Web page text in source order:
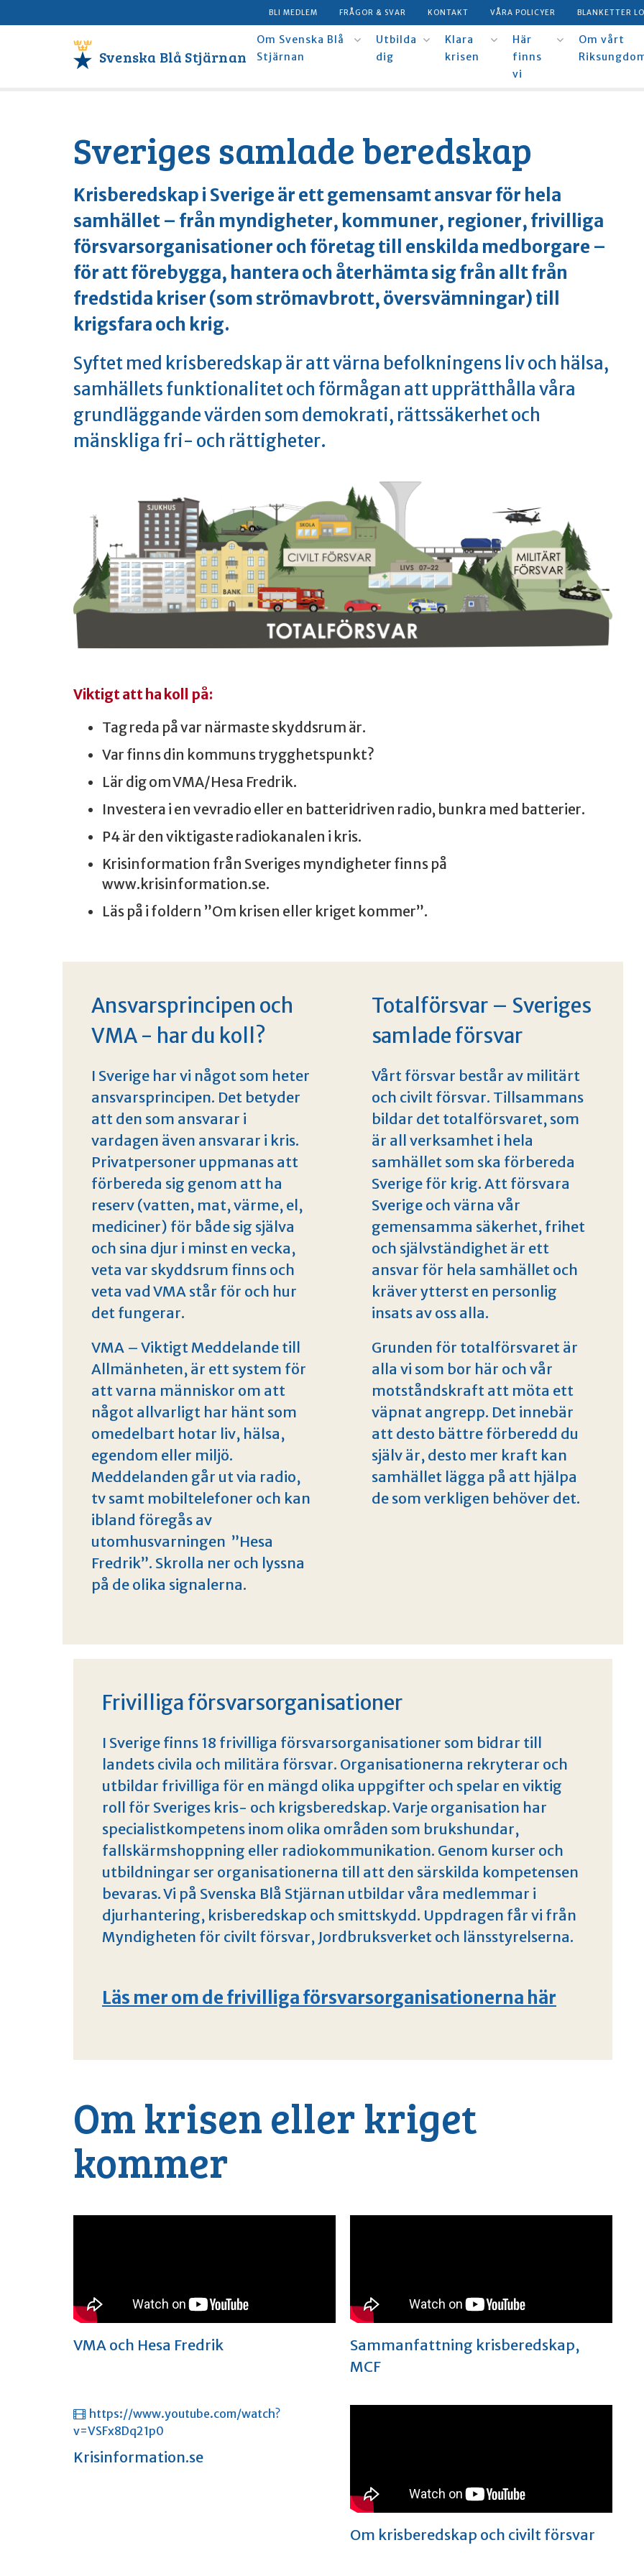
BLI MEDLEM FRÅGOR & SVAR KONTAKT VÅRA POLICYER BLANKETTER
Svenska Blå Stjärnan
Om Svenska Blå
Stjärnan
Utbilda
dig
Klara
krisen
Här
finns
vi
Om vårt
Sveriges samlade beredskap
Krisberedskap i Sverige är ett gemensamt ansvar för hela
samhället – från myndigheter, kommuner, regioner, frivilliga
försvarsorganisationer och företag till enskilda medborgare –
för att förebygga, hantera och återhämta sig från allt från
fredstida kriser (som strömavbrott, översvämningar) till
krigsfara och krig.
Syftet med krisberedskap är att värna befolkningens liv och hälsa,
samhällets funktionalitet och förmågan att upprätthålla våra
grundläggande värden som demokrati, rättssäkerhet och
mänskliga fri- och rättigheter.
Viktigt att ha koll på:
Tag reda på var närmaste skyddsrum är.
Var finns din kommuns trygghetspunkt?
Lär dig om VMA/Hesa Fredrik.
Investera i en vevradio eller en batteridriven radio, bunkra med batterier.
P4 är den viktigaste radiokanalen i kris.
Krisinformation från Sveriges myndigheter finns på
www.krisinformation.se.
Läs på i foldern ”Om krisen eller kriget kommer”.
Ansvarsprincipen och
VMA - har du koll?
I Sverige har vi något som heter
ansvarsprincipen. Det betyder
att den som ansvarar i
vardagen även ansvarar i kris.
Privatpersoner uppmanas att
förbereda sig genom att ha
reserv (vatten, mat, värme, el,
mediciner) för både sig själva
och sina djur i minst en vecka,
veta var skyddsrum finns och
veta vad VMA står för och hur
det fungerar.
VMA – Viktigt Meddelande till
Allmänheten, är ett system för
att varna människor om att
något allvarligt har hänt som
omedelbart hotar liv, hälsa,
egendom eller miljö.
Meddelanden går ut via radio,
tv samt mobiltelefoner och kan
ibland föregås av
utomhusvarningen ”Hesa
Fredrik”. Skrolla ner och lyssna
på de olika signalerna.
Totalförsvar – Sveriges
samlade försvar
Vårt försvar består av militärt
och civilt försvar. Tillsammans
bildar det totalförsvaret, som
är all verksamhet i hela
samhället som ska förbereda
Sverige för krig. Att försvara
Sverige och värna vår
gemensamma säkerhet, frihet
och självständighet är ett
ansvar för hela samhället och
kräver ytterst en personlig
insats av oss alla.
Grunden för totalförsvaret är
alla vi som bor här och vår
motståndskraft att möta ett
väpnat angrepp. Det innebär
att desto bättre förberedd du
själv är, desto mer kraft kan
samhället lägga på att hjälpa
de som verkligen behöver det.
Frivilliga försvarsorganisationer
I Sverige finns 18 frivilliga försvarsorganisationer som bidrar till
landets civila och militära försvar. Organisationerna rekryterar och
utbildar frivilliga för en mängd olika uppgifter och spelar en viktig
roll för Sveriges kris- och krigsberedskap. Varje organisation har
specialistkompetens inom olika områden som brukshundar,
fallskärmshoppning eller radiokommunikation. Genom kurser och
utbildningar ser organisationerna till att den särskilda kompetensen
bevaras. Vi på Svenska Blå Stjärnan utbildar våra medlemmar i
djurhantering, krisberedskap och smittskydd. Uppdragen får vi från
Myndigheten för civilt försvar, Jordbruksverket och länsstyrelserna.
Läs mer om de frivilliga försvarsorganisationerna här
Om krisen eller kriget
kommer
VMA och Hesa Fredrik
Sammanfattning krisberedskap,
MCF
https://www.youtube.com/watch?
v=VSFx8Dq21p0
Krisinformation.se
Om krisberedskap och civilt försvar